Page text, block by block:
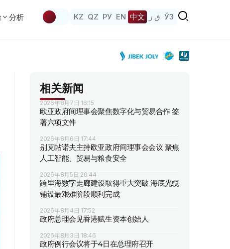
分析 KZ QZ РУ EN 中文 ق ز ЎЗ
相关新闻
2026年8月7日 16:15
欧亚政府间理事会聚焦数字化与贸易合作 签
署六项文件
2026年8月6日 17:44
别克帖诺夫主持欧亚政府间理事会会议 聚焦
人工智能、贸易与粮食安全
2026年8月5日 20:44
跨里海数字走廊建设取得重大突破 海底光缆
铺设最艰难阶段顺利完成
2026年8月4日 17:52
政府总理会见香港赋生资本创始人
2026年8月3日 18:46
政府例行会议将于4日在总理府召开